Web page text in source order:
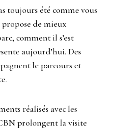
toujours été comme vous
propose de mieux
comment il s’est
aujourd’hui. Des
le parcours et
réalisés avec les
prolongent la visite